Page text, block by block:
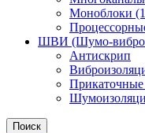
Моноблоки
ШВИ (Шумо-
Антискрип
Поиск